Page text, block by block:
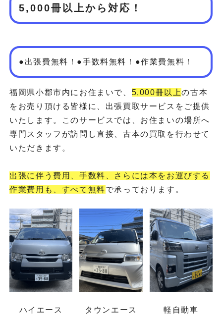
5,000冊以上から対応！
●出張費無料！●手数料無料！●作業費無料！
福岡県小郡市内にお住まいで、 5,000冊以上の古本
をお売り頂ける皆様に、出張買取サービスをご提供
いたします。このサービスでは、お住まいの場所へ
専門スタッフが訪問し直接、古本の買取を行わせて
いただきます。
出張に伴う費用、手数料、さらには本をお運びする
作業費用も、すべて無料で承っております。
ハイエース タウンエース 軽自動車